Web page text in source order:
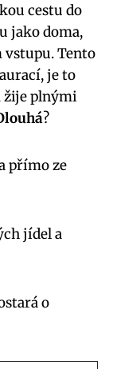
cestu do
jako doma,
Tento
je to
žije plnými
?
přímo ze
jídel a
o